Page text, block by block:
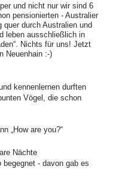
und nicht nur wir sind 6
pensionierten - Australier
durch Australien und
leben ausschließlich in
Nichts für uns! Jetzt
Neuenhain :-)
kennenlernen durften
Vögel, die schon
„How are you?“
Nächte
- davon gab es